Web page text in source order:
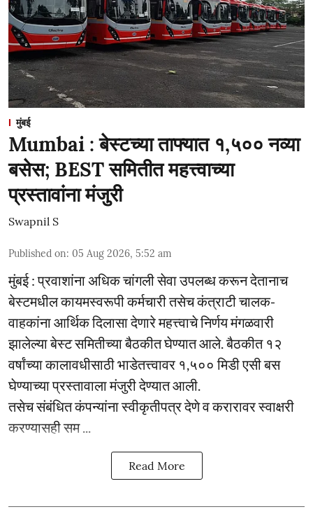
मुंबई
Mumbai : बेस्टच्या ताफ्यात १,५०० नव्या
बसेस; BEST समितीत महत्त्वाच्या
प्रस्तावांना मंजुरी
Swapnil S
Published on: 05 Aug 2026, 5:52 am
मुंबई : प्रवाशांना अधिक चांगली सेवा उपलब्ध करून देतानाच
बेस्टमधील कायमस्वरूपी कर्मचारी तसेच कंत्राटी चालक-
वाहकांना आर्थिक दिलासा देणारे महत्त्वाचे निर्णय मंगळवारी
झालेल्या बेस्ट समितीच्या बैठकीत घेण्यात आले. बैठकीत १२
वर्षांच्या कालावधीसाठी भाडेतत्त्वावर १,५०० मिडी एसी बस
घेण्याच्या प्रस्तावाला मंजुरी देण्यात आली.
तसेच संबंधित कंपन्यांना स्वीकृतीपत्र देणे व करारावर स्वाक्षरी
करण्यासही सम ...
Read More